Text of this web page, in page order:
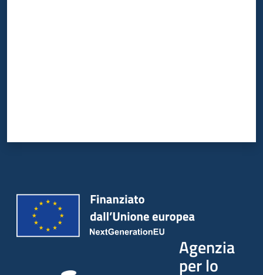
Agenzia
per lo